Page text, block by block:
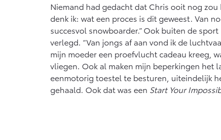
Niemand had gedacht dat Chris ooit nog zou
denk ik: wat een proces is dit geweest. Van
succesvol snowboarder.” Ook buiten de
verlegd. “Van jongs af aan vond ik de
mijn moeder een proefvlucht cadeau kreeg,
vliegen. Ook al maken mijn beperkingen het
eenmotorig toestel te besturen, uiteindelijk
gehaald. Ook dat was een Start Your